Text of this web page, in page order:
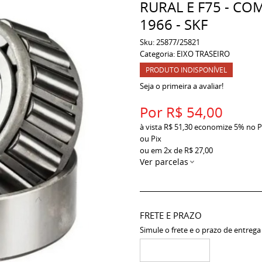
RURAL E F75 -
1966 - SKF
Sku:25877/25821
Categoria: EIXO TRASEIRO
PRODUTO INDISPONÍVEL
Seja o primeira a avaliar!
Por R$ 54,00
à vista R$ 51,30economize 5% no
ou Pix
ou em 2xde R$ 27,00
Ver parcelas
FRETE E PRAZO
Simule o frete e o prazo de